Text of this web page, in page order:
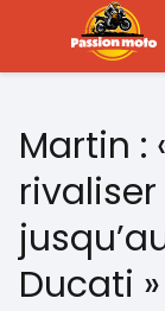
Martin :
Ducati »